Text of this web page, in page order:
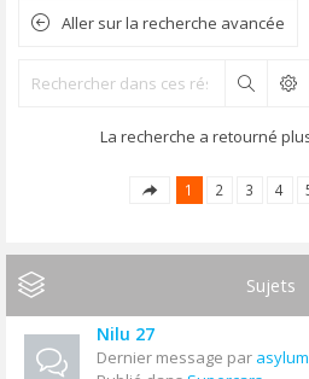
Aller sur la recherche avancée
La recherche a retourné
1 2 3 4
Sujets
Nilu 27
Dernier message par asylum